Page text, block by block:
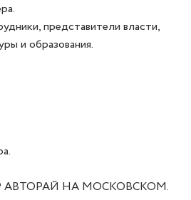
представители власти,
и образования.
АВТОРАЙ НА МОСКОВСКОМ.